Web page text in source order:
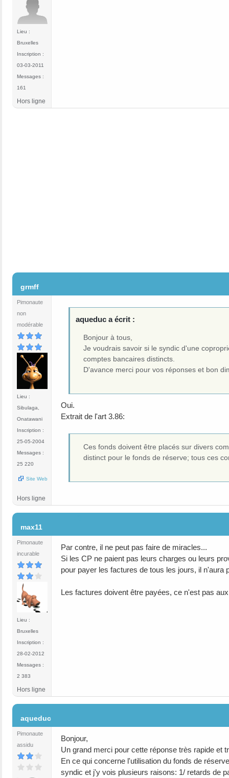
Lieu :
Bruxelles
Inscription :
03-03-2011
Messages :
161
Hors ligne
grmff
Pimonaute
non
modérable
Lieu :
Sibulaga,
Onatawani
Inscription :
25-05-2004
Messages :
25 220
Site Web
aqueduc a écrit :
Bonjour à tous,
Je voudrais savoir si le syndic d'une
comptes bancaires distincts.
D'avance merci pour vos réponses et bon
Oui.
Extrait de l'art 3.86:
Ces fonds doivent être placés sur divers
distinct pour le fonds de réserve; tous ces
Hors ligne
max11
Pimonaute
incurable
Lieu :
Bruxelles
Inscription :
28-02-2012
Messages :
2 383
Par contre, il ne peut pas faire de miracles...
Si les CP ne paient pas leurs charges ou leurs
pour payer les factures de tous les jours, il
Les factures doivent être payées, ce n'est pas
Hors ligne
aqueduc
Pimonaute
assidu
Bonjour,
Un grand merci pour cette réponse très rapide et
En ce qui concerne l'utilisation du fonds de
syndic et j'y vois plusieurs raisons: 1/ retards de